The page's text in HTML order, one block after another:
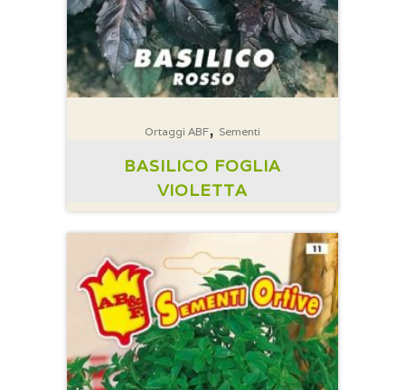
Ortaggi ABF, Sementi
BASILICO FOGLIA
VIOLETTA